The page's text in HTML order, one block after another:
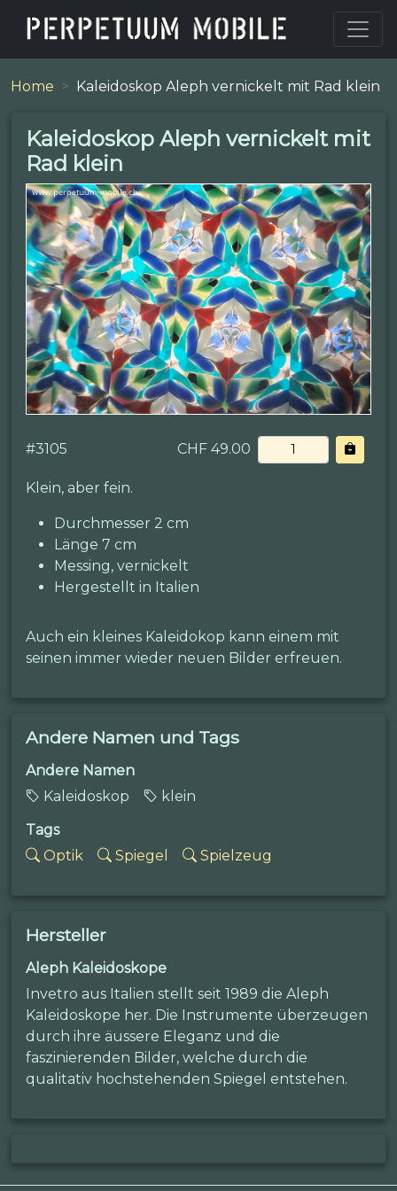
Home Kaleidoskop Aleph vernickelt mit Rad klein
Kaleidoskop Aleph vernickelt mit
Rad klein
#3105 CHF 49.00
Klein, aber fein.
Durchmesser 2 cm
Länge 7 cm
Messing, vernickelt
Hergestellt in Italien
Auch ein kleines Kaleidokop kann einem mit
seinen immer wieder neuen Bilder erfreuen.
Andere Namen und Tags
Andere Namen
Kaleidoskop
klein
Tags
Optik
Spiegel Spielzeug
Hersteller
Aleph Kaleidoskope
Invetro aus Italien stellt seit 1989 die Aleph
Kaleidoskope her. Die Instrumente überzeugen
durch ihre äussere Eleganz und die
faszinierenden Bilder, welche durch die
qualitativ hochstehenden Spiegel entstehen.